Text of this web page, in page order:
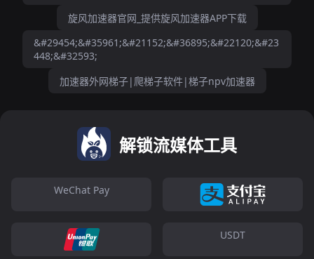
旋风加速器官网_提供旋风加速器APP下载
&#29454;&#35961;&#21152;&#36895;&#22120;&#23
448;&#32593;
加速器外网梯子|爬梯子软件|梯子npv加速器
解锁流媒体工具
WeChat Pay
USDT